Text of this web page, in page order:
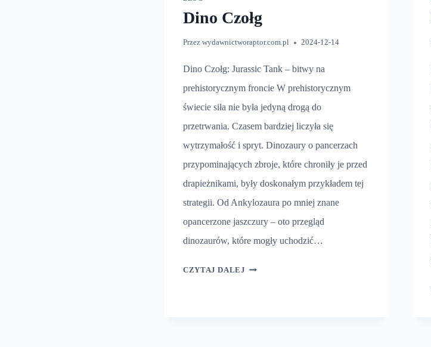
Dino Czołg
Przez wydawnictworaptor.com.pl 2024-12-14
Dino Czołg: Jurassic Tank – bitwy na
prehistorycznym froncie W prehistorycznym
świecie siła nie była jedyną drogą do
przetrwania. Czasem bardziej liczyła się
wytrzymałość i spryt. Dinozaury o pancerzach
przypominających zbroje, które chroniły je przed
drapieżnikami, były doskonałym przykładem tej
strategii. Od Ankylozaura po mniej znane
opancerzone jaszczury – oto przegląd
dinozaurów, które mogły uchodzić…
CZYTAJ DALEJ DINO